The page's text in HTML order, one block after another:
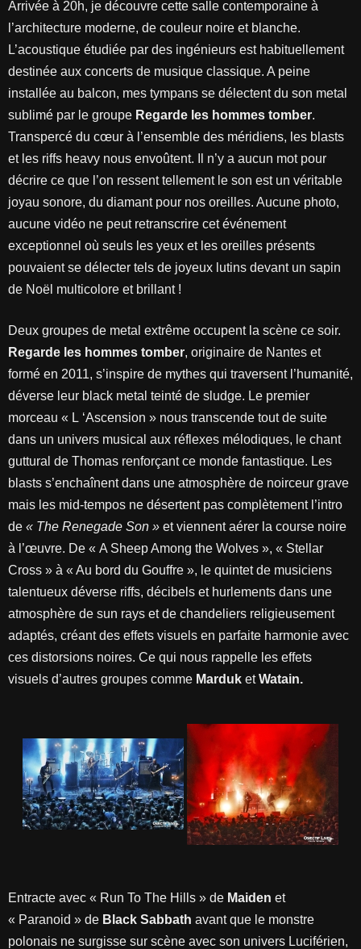
Arrivée à 20h, je découvre cette salle contemporaine à
l’architecture moderne, de couleur noire et blanche.
L’acoustique étudiée par des ingénieurs est habituellement
destinée aux concerts de musique classique. A peine
installée au balcon, mes tympans se délectent du son metal
sublimé par le groupe Regarde les hommes tomber.
Transpercé du cœur à l’ensemble des méridiens, les blasts
et les riffs heavy nous envoûtent. Il n’y a aucun mot pour
décrire ce que l’on ressent tellement le son est un véritable
joyau sonore, du diamant pour nos oreilles. Aucune photo,
aucune vidéo ne peut retranscrire cet événement
exceptionnel où seuls les yeux et les oreilles présents
pouvaient se délecter tels de joyeux lutins devant un sapin
de Noël multicolore et brillant !
Deux groupes de metal extrême occupent la scène ce soir.
Regarde les hommes tomber, originaire de Nantes et
formé en 2011, s’inspire de mythes qui traversent l’humanité,
déverse leur black metal teinté de sludge. Le premier
morceau « L ‘Ascension » nous transcende tout de suite
dans un univers musical aux réflexes mélodiques, le chant
guttural de Thomas renforçant ce monde fantastique. Les
blasts s’enchaînent dans une atmosphère de noirceur grave
mais les mid-tempos ne désertent pas complètement l’intro
de « The Renegade Son » et viennent aérer la course noire
à l’œuvre. De « A Sheep Among the Wolves », « Stellar
Cross » à « Au bord du Gouffre », le quintet de musiciens
talentueux déverse riffs, décibels et hurlements dans une
atmosphère de sun rays et de chandeliers religieusement
adaptés, créant des effets visuels en parfaite harmonie avec
ces distorsions noires. Ce qui nous rappelle les effets
visuels d’autres groupes comme Marduk etWatain.
Entracte avec « Run To The Hills » de Maiden et
« Paranoid » de Black Sabbath avant que le monstre
polonais ne surgisse sur scène avec son univers Luciférien,